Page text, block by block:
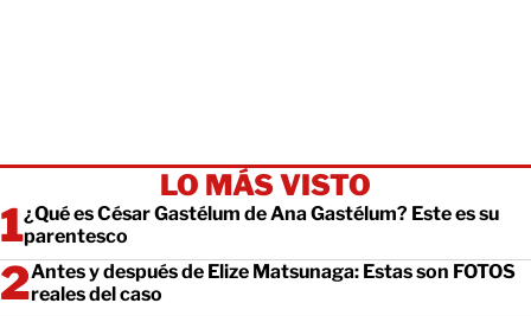
LO MÁS VISTO
¿Qué es César Gastélum de Ana Gastélum? Este es su
parentesco
Antes y después de Elize Matsunaga: Estas son FOTOS
reales del caso